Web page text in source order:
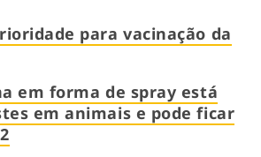
para vacinação da
em forma de spray está
em animais e pode ficar